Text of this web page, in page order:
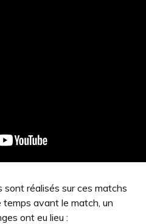
sont réalisés sur ces matchs
avant le match, un
ont eu lieu :